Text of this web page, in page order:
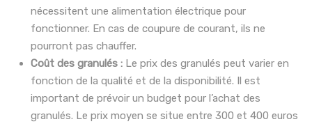
nécessitent une alimentation électrique pour
fonctionner. En cas de coupure de courant, ils ne
pourront pas chauffer.
Coût des granulés : Le prix des granulés peut varier en
fonction de la qualité et de la disponibilité. Il est
important de prévoir un budget pour l’achat des
granulés. Le prix moyen se situe entre 300 et 400 euros